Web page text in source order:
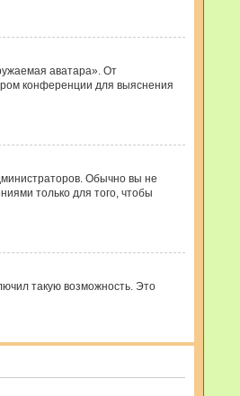
аватара». От
конференции для выяснения
Обычно вы не
только для того, чтобы
такую возможность. Это